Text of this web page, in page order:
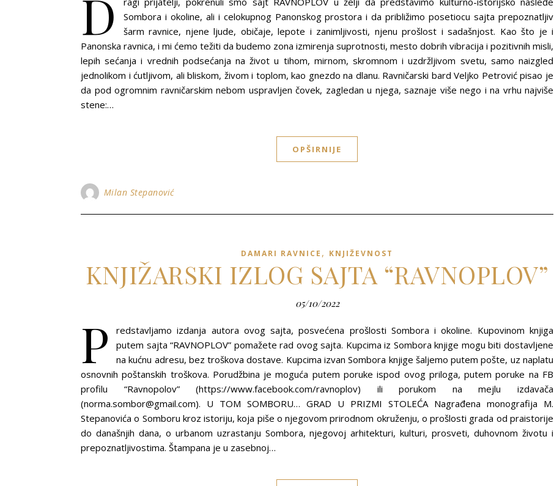
D
Sombora i okoline, ali i celokupnog Panonskog prostora i da približimo posetiocu sajta prepoznatljiv
šarm ravnice, njene ljude, običaje, lepote i zanimljivosti, njenu prošlost i sadašnjost. Kao što je i
Panonska ravnica, i mi ćemo težiti da budemo zona izmirenja suprotnosti, mesto dobrih vibracija i pozitivnih misli,
lepih sećanja i vrednih podsećanja na život u tihom, mirnom, skromnom i uzdržljivom svetu, samo naizgled
jednolikom i ćutljivom, ali bliskom, živom i toplom, kao gnezdo na dlanu. Ravničarski bard Veljko Petrović pisao je
da pod ogromnim ravničarskim nebom uspravljen čovek, zagledan u njega, saznaje više nego i na vrhu najviše
stene:…
OPŠIRNIJE
Milan Stepanović
DAMARI RAVNICE , KNJIŽEVNOST
KNJIŽARSKI IZLOG SAJTA “RAVNOPLOV”
05/10/2022
P
redstavljamo izdanja autora ovog sajta, posvećena prošlosti Sombora i okoline. Kupovinom knjiga
putem sajta “RAVNOPLOV” pomažete rad ovog sajta. Kupcima iz Sombora knjige mogu biti dostavljene
na kućnu adresu, bez troškova dostave. Kupcima izvan Sombora knjige šaljemo putem pošte, uz naplatu
osnovnih poštanskih troškova. Porudžbina je moguća putem poruke ispod ovog priloga, putem poruke na FB
profilu “Ravnopolov” (https://www.facebook.com/ravnoplov) ili porukom na mejlu izdavača
(norma.sombor@gmail.com). U TOM SOMBORU… GRAD U PRIZMI STOLEĆA Nagrađena monografija M.
Stepanovića o Somboru kroz istoriju, koja piše o njegovom prirodnom okruženju, o prošlosti grada od praistorije
do današnjih dana, o urbanom uzrastanju Sombora, njegovoj arhitekturi, kulturi, prosveti, duhovnom životu i
prepoznatljivostima. Štampana je u zasebnoj…